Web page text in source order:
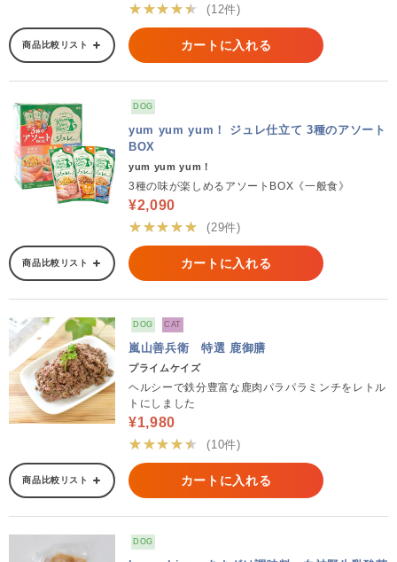
★★★★★
(12件)
商品比較リスト カートに入れる
DOG
yum yum yum！ ジュレ仕立て 3種のアソート
BOX
yum yum yum！
3種の味が楽しめるアソートBOX《一般食》
¥2,090
★★★★★
(29件)
商品比較リスト カートに入れる
DOG CAT
嵐山善兵衛 特選 鹿御膳
プライムケイズ
ヘルシーで鉄分豊富な鹿肉パラパラミンチをレトル
トにしました
¥1,980
★★★★★
(10件)
商品比較リスト カートに入れる
DOG